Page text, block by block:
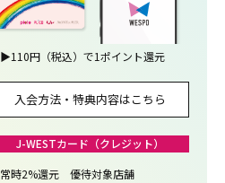
▶110円（税込）で1ポイント還元
入会方法・特典内容はこちら
J-WESTカード（クレジット）
常時2%還元 優待対象店舗